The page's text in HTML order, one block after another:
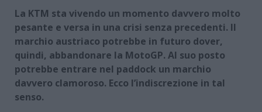
La KTM sta vivendo un momento davvero molto
pesante e versa in una crisi senza precedenti. Il
marchio austriaco potrebbe in futuro dover,
quindi, abbandonare la MotoGP. Al suo posto
potrebbe entrare nel paddock un marchio
davvero clamoroso. Ecco l’indiscrezione in tal
senso.